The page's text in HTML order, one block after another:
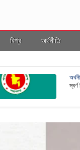
বিশ্ব অর্থনীতি
ঘোষণা করল ইসি